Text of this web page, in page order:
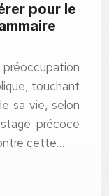
pour le
touchant
sa vie, selon
précoce
cette…